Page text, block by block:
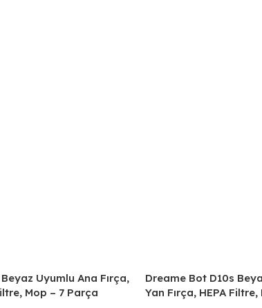
Uyumlu Ana Fırça,
Mop – 7 Parça
Dreame Bot D10s
Yan Fırça, HEPA